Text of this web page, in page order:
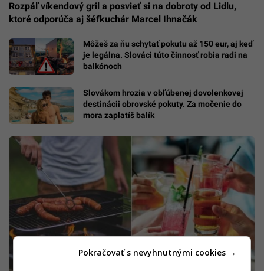
Rozpáľ víkendový gril a posvieť si na dobroty od Lidlu,
ktoré odporúča aj šéfkuchár Marcel Ihnačák
Môžeš za ňu schytať pokutu až 150 eur, aj keď
je legálna. Slováci túto činnosť robia radi na
balkónoch
Slovákom hrozia v obľúbenej dovolenkovej
destinácii obrovské pokuty. Za močenie do
mora zaplatíš balík
Pokračovať s nevyhnutnými cookies →